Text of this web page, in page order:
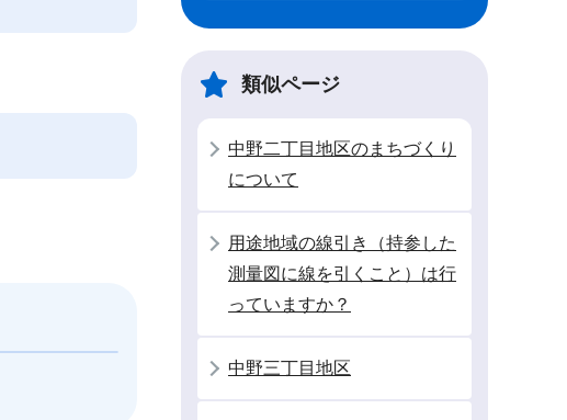
類似ページ
中野二丁目地区のまちづくり
について
用途地域の線引き（持参した
測量図に線を引くこと）は行
っていますか？
中野三丁目地区